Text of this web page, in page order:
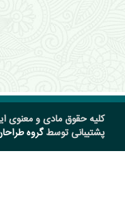
کلیه حقوق مادی و
پشتیبانی توسطگروه